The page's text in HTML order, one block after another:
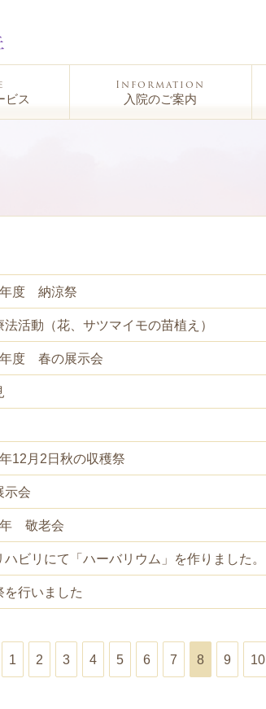
ビス
Information
入院のご案内
度 納涼祭
法活動（花、サツマイモの苗植え）
度 春の展示会
12月2日秋の収穫祭
示会
敬老会
ハビリにて「ハーバリウム」を作りました。
を行いました
1 2 3 4 5 6 7 8 9 10